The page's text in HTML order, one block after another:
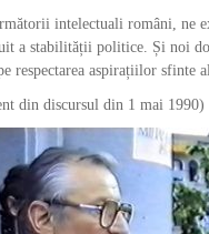
intelectuali români, ne
a stabilității politice. Și noi
respectarea aspirațiilor sfinte
din discursul din 1 mai 1990)